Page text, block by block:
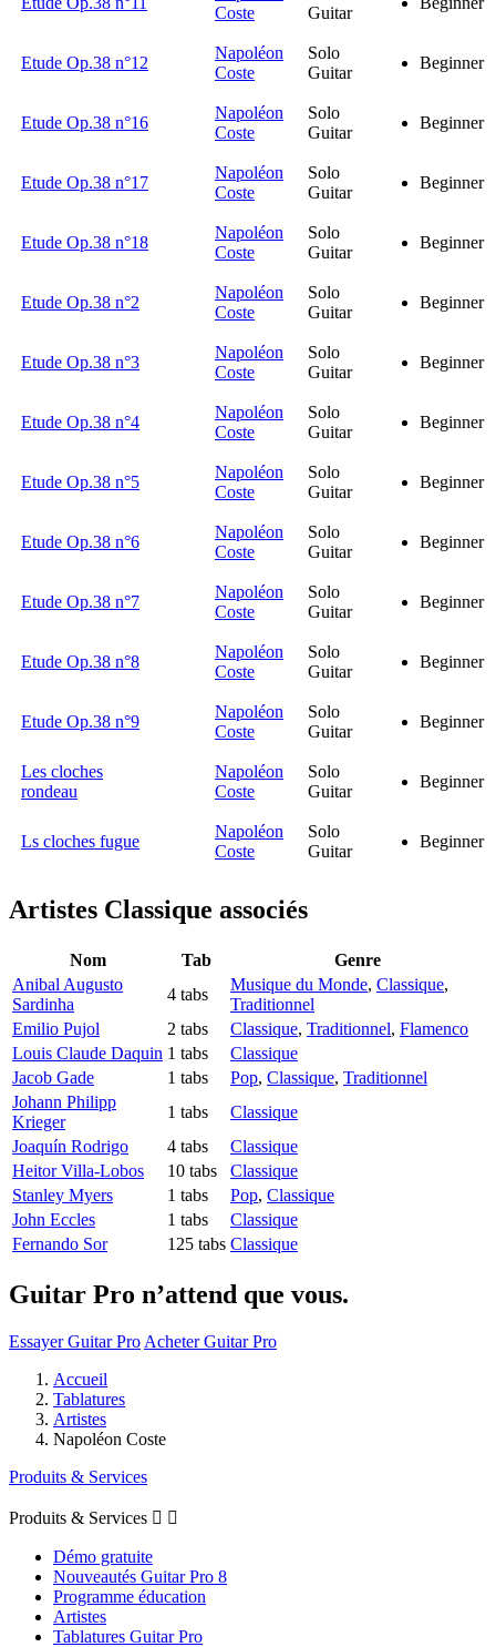
Coste
Guitar
Etude Op.38 n°12
Napoléon
Coste
Solo
Guitar
Beginner
Etude Op.38 n°16
Napoléon
Coste
Solo
Guitar
Beginner
Etude Op.38 n°17
Napoléon
Coste
Solo
Guitar
Beginner
Etude Op.38 n°18
Napoléon
Coste
Solo
Guitar
Beginner
Etude Op.38 n°2
Napoléon
Coste
Solo
Guitar
Beginner
Etude Op.38 n°3
Napoléon
Coste
Solo
Guitar
Beginner
Etude Op.38 n°4
Napoléon
Coste
Solo
Guitar
Beginner
Etude Op.38 n°5
Napoléon
Coste
Solo
Guitar
Beginner
Etude Op.38 n°6
Napoléon
Coste
Solo
Guitar
Beginner
Etude Op.38 n°7
Napoléon
Coste
Solo
Guitar
Beginner
Etude Op.38 n°8
Napoléon
Coste
Solo
Guitar
Beginner
Etude Op.38 n°9
Napoléon
Coste
Solo
Guitar
Beginner
Les cloches
rondeau
Napoléon
Coste
Solo
Guitar
Beginner
Ls cloches fugue
Napoléon
Coste
Solo
Guitar
Beginner
Artistes Classique associés
Nom Tab
Genre
Anibal Augusto
Sardinha
4 tabs
Musique du Monde, Classique,
Traditionnel
Emilio Pujol
2 tabs Classique, Traditionnel, Flamenco
Louis Claude Daquin 1 tabs
Classique
Jacob Gade
1 tabs Pop, Classique, Traditionnel
Johann Philipp
Krieger
1 tabs
Classique
Joaquín Rodrigo
4 tabs
Classique
Heitor Villa-Lobos
10 tabs
Classique
Stanley Myers
1 tabs Pop, Classique
John Eccles
1 tabs
Classique
Fernando Sor
125 tabs Classique
Guitar Pro n’attend que vous.
Essayer Guitar Pro Acheter Guitar Pro
Accueil
Tablatures
Artistes
Napoléon Coste
Produits & Services
Produits & Services  
Démo gratuite
Nouveautés Guitar Pro 8
Programme éducation
Artistes
Tablatures Guitar Pro